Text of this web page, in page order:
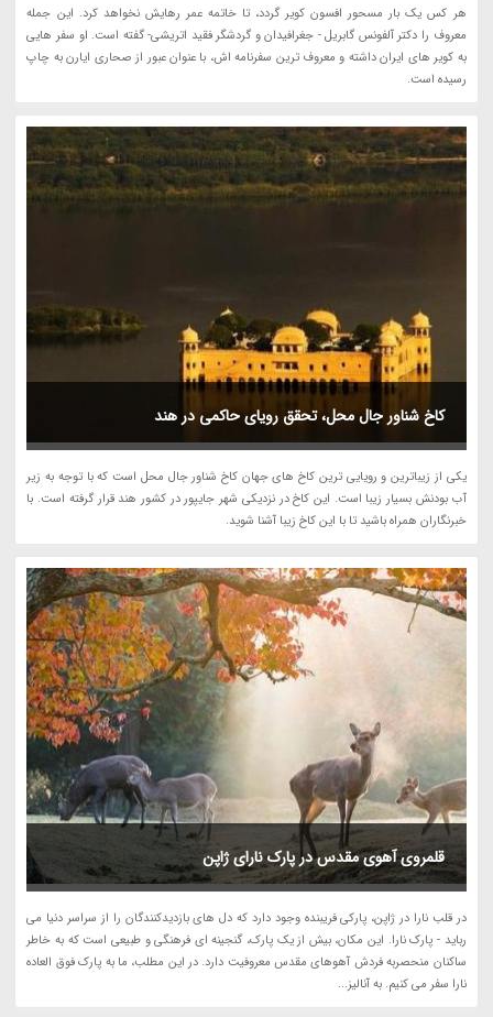
هر کس یک بار مسحور افسون کویر گردد، تا خاتمه عمر رهایش نخواهد کرد. این جمله
معروف را دکتر آلفونس گابریل - جغرافیدان و گردشگر فقید اتریشی- گفته است. او سفر هایی
به کویر های ایران داشته و معروف ترین سفرنامه اش، با عنوان عبور از صحاری ایارن به چاپ
رسیده است.
کاخ شناور جال محل، تحقق رویای حاکمی در هند
یکی از زیباترین و رویایی ترین کاخ های جهان کاخ شناور جال محل است که با توجه به زیر
آب بودنش بسیار زیبا است. این کاخ در نزدیکی شهر جایپور در کشور هند قرار گرفته است. با
خبرنگاران همراه باشید تا با این کاخ زیبا آشنا شوید.
قلمروی آهوی مقدس در پارک نارای ژاپن
در قلب نارا در ژاپن، پارکی فریبنده وجود دارد که دل های بازدیدکنندگان را از سراسر دنیا می
رباید - پارک نارا. این مکان، بیش از یک پارک، گنجینه ای فرهنگی و طبیعی است که به خاطر
ساکنان منحصربه فردش آهوهای مقدس معروفیت دارد. در این مطلب، ما به پارک فوق العاده
نارا سفر می کنیم. به آنالیز...